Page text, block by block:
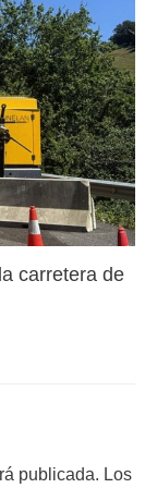
carretera de
publicada. Los